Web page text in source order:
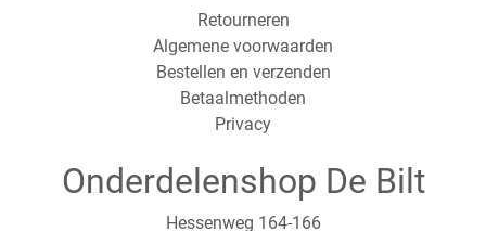
Retourneren
Algemene voorwaarden
Bestellen en verzenden
Betaalmethoden
Privacy
Onderdelenshop De Bilt
Hessenweg 164-166